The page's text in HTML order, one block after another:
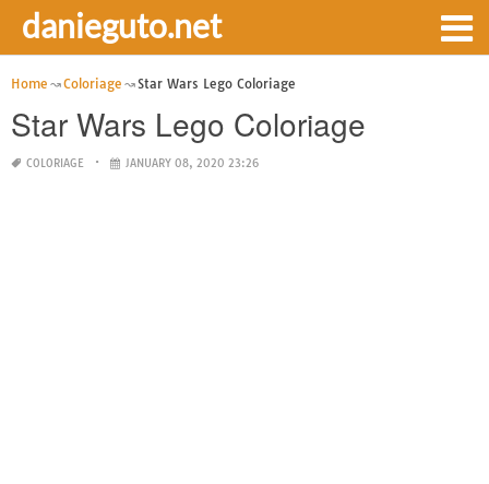
danieguto.net
Home Coloriage Star Wars Lego Coloriage
Star Wars Lego Coloriage
COLORIAGE JANUARY 08, 2020 23:26